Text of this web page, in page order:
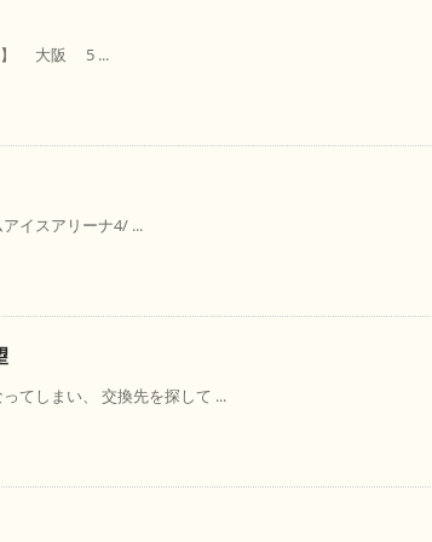
】 大阪 5 ...
イスアリーナ4/ ...
てしまい、 交換先を探して ...